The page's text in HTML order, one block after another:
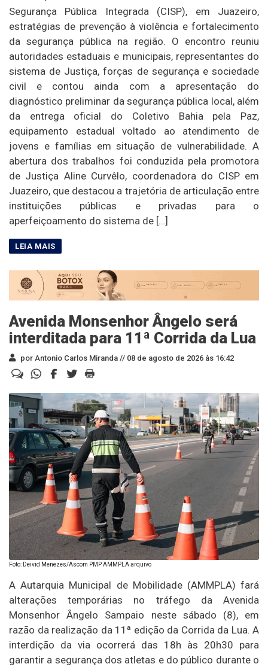
Segurança Pública Integrada (CISP), em Juazeiro,
estratégias de prevenção à violência e fortalecimento
da segurança pública na região. O encontro reuniu
autoridades estaduais e municipais, representantes do
sistema de Justiça, forças de segurança e sociedade
civil e contou ainda com a apresentação do
diagnóstico preliminar da segurança pública local, além
da entrega oficial do Coletivo Bahia pela Paz,
equipamento estadual voltado ao atendimento de
jovens e famílias em situação de vulnerabilidade. A
abertura dos trabalhos foi conduzida pela promotora
de Justiça Aline Curvêlo, coordenadora do CISP em
Juazeiro, que destacou a trajetória de articulação entre
instituições públicas e privadas para o
aperfeiçoamento do sistema de […]
Avenida Monsenhor Ângelo será
interditada para 11ª Corrida da Lua
por Antonio Carlos Miranda // 08 de agosto de 2026 às 16:42
Foto: Deivid Menezes/Ascom PMP AMMPLA arquivo
A Autarquia Municipal de Mobilidade (AMMPLA) fará
alterações temporárias no tráfego da Avenida
Monsenhor Ângelo Sampaio neste sábado (8), em
razão da realização da 11ª edição da Corrida da Lua. A
interdição da via ocorrerá das 18h às 20h30 para
garantir a segurança dos atletas e do público durante o